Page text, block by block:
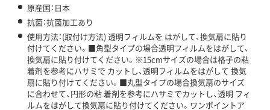
原産国：日本
抗菌：抗菌加工あり
使用方法：(取付け方法) 透明フィルムを はがして、換気扇に貼り
付けてください。■角型タイプの場合透明フィルムをはがして、
換気扇に貼り付けてください。※15cmサイズの場合は格子の粘
着剤を参考にハサミで カットし、透明フィルムをはがして 換気
扇に貼り付けてください。■丸型タイプの場合換気扇のサイズ
に合わせて、円形の粘 着剤を参考にハサミでカットし、透明 フィ
ルムをはがして換気扇に貼り付けてください。ワンポイントア